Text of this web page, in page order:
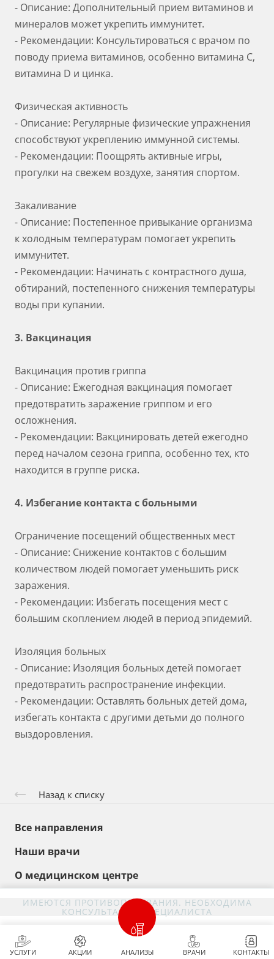
- Описание: Дополнительный прием витаминов и
минералов может укрепить иммунитет.
- Рекомендации: Консультироваться с врачом по
поводу приема витаминов, особенно витамина С,
витамина D и цинка.
Физическая активность
- Описание: Регулярные физические упражнения
способствуют укреплению иммунной системы.
- Рекомендации: Поощрять активные игры,
прогулки на свежем воздухе, занятия спортом.
Закаливание
- Описание: Постепенное привыкание организма
к холодным температурам помогает укрепить
иммунитет.
- Рекомендации: Начинать с контрастного душа,
обтираний, постепенного снижения температуры
воды при купании.
3. Вакцинация
Вакцинация против гриппа
- Описание: Ежегодная вакцинация помогает
предотвратить заражение гриппом и его
осложнения.
- Рекомендации: Вакцинировать детей ежегодно
перед началом сезона гриппа, особенно тех, кто
находится в группе риска.
4. Избегание контакта с больными
Ограничение посещений общественных мест
- Описание: Снижение контактов с большим
количеством людей помогает уменьшить риск
заражения.
- Рекомендации: Избегать посещения мест с
большим скоплением людей в период эпидемий.
Изоляция больных
- Описание: Изоляция больных детей помогает
предотвратить распространение инфекции.
- Рекомендации: Оставлять больных детей дома,
избегать контакта с другими детьми до полного
выздоровления.
Назад к списку
Все направления
Наши врачи
О медицинском центре
Заболевания
Контакты
ИМЕЮТСЯ ПРОТИВОПОКАЗАНИЯ. НЕОБХОДИМА
КОНСУЛЬТАЦИЯ СПЕЦИАЛИСТА
УСЛУГИ АКЦИИ АНАЛИЗЫ ВРАЧИ КОНТАКТЫ